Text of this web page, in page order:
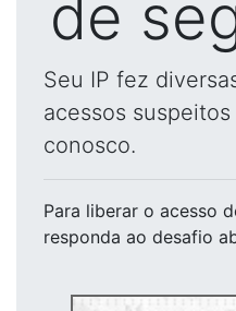
de
Seu IP fez
acessos
conosco.
Para liberar o acesso
responda ao desafio